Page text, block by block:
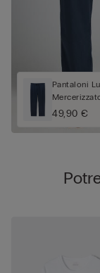
Pantaloni
49,90 €